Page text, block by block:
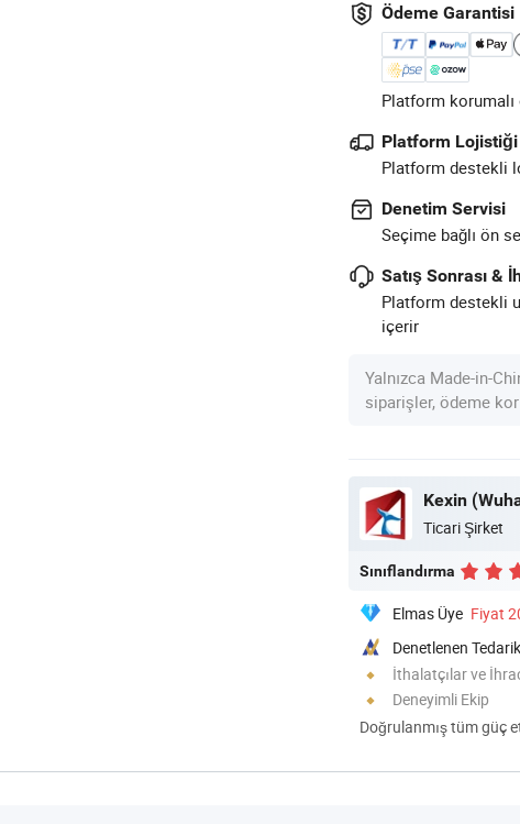
Ödeme Garantisi
Platform
Platform Lojistiği
Platform destekli
Denetim Servisi
Seçime bağlı ön
Satış Sonrası &
Platform destekli
içerir
Yalnızca Made-in-
siparişler, ödeme
Ticari Şirket
Sınıflandırma
Elmas Üye Fiyat
Denetlenen
İthalatçılar ve
Deneyimli Ekip
Doğrulanmış tüm güç